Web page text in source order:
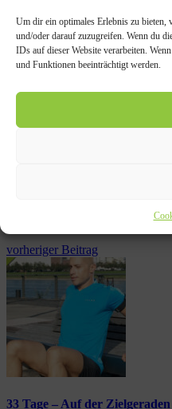
Um dir ein optimales Erlebnis zu bieten,
und/oder darauf zuzugreifen. Wenn du
IDs auf dieser Website verarbeiten.
und Funktionen beeinträchtigt werden.
vorheriger Beitrag
33 Tage – Auf der Zielgeraden